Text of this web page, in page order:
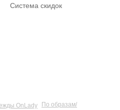
Система скидок
По образам/